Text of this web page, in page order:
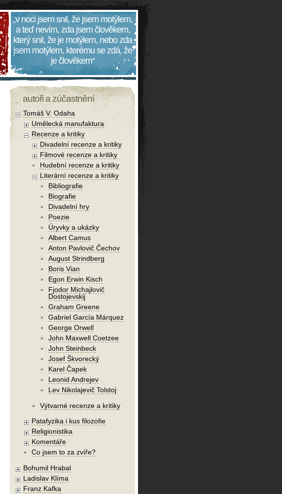
„v noci jsem snil, že jsem motýlem,
a teď nevím, zda jsem člověkem,
který snil, že je motýlem, nebo zda
jsem motýlem, kterému se zdá, že
je člověkem“
autoři a zúčastnění
Tomáš V. Odaha
Umělecká manufaktura
Recenze a kritiky
Divadelní recenze a kritiky
Filmové recenze a kritiky
Hudební recenze a kritiky
Literární recenze a kritiky
Bibliografie
Biografie
Divadelní hry
Poezie
Úryvky a ukázky
Albert Camus
Anton Pavlovič Čechov
August Strindberg
Boris Vian
Egon Erwin Kisch
Fjodor Michajlovič
Dostojevskij
Graham Greene
Gabriel García Márquez
George Orwell
John Maxwell Coetzee
John Steinbeck
Josef Škvorecký
Karel Čapek
Leonid Andrejev
Lev Nikolajevič Tolstoj
Výtvarné recenze a kritiky
Patafyzika i kus filozofie
Religionistika
Komentáře
Co jsem to za zvíře?
Bohumil Hrabal
Ladislav Klíma
Franz Kafka